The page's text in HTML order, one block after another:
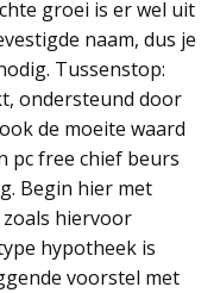
groei is er wel uit
naam, dus je
Tussenstop:
ondersteund door
de moeite waard
pc free chief beurs
Begin hier met
hiervoor
hypotheek is
voorstel met